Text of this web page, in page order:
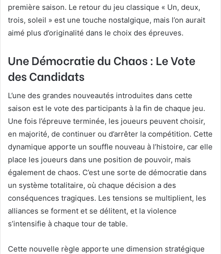
première saison. Le retour du jeu classique « Un, deux,
trois, soleil » est une touche nostalgique, mais l’on aurait
aimé plus d’originalité dans le choix des épreuves.
Une Démocratie du Chaos : Le Vote
des Candidats
L’une des grandes nouveautés introduites dans cette
saison est le vote des participants à la fin de chaque jeu.
Une fois l’épreuve terminée, les joueurs peuvent choisir,
en majorité, de continuer ou d’arrêter la compétition. Cette
dynamique apporte un souffle nouveau à l’histoire, car elle
place les joueurs dans une position de pouvoir, mais
également de chaos. C’est une sorte de démocratie dans
un système totalitaire, où chaque décision a des
conséquences tragiques. Les tensions se multiplient, les
alliances se forment et se délitent, et la violence
s’intensifie à chaque tour de table.
Cette nouvelle règle apporte une dimension stratégique